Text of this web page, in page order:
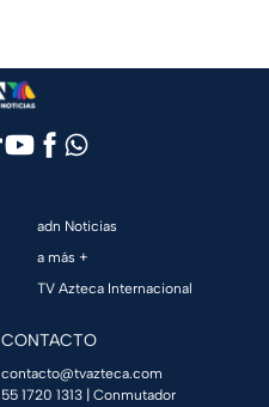
adn Noticias
a más +
TV Azteca Internacional
CONTACTO
contacto@tvazteca.com
55 1720 1313 | Conmutador